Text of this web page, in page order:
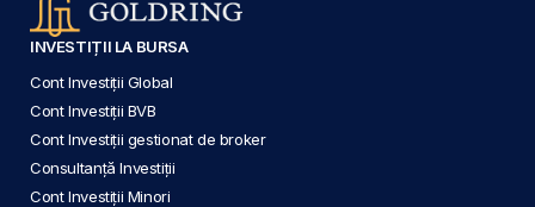
INVESTIȚII LA BURSA
Cont Investiții Global
Cont Investiții BVB
Cont Investiții gestionat de broker
Consultanță Investiții
Cont Investiții Minori